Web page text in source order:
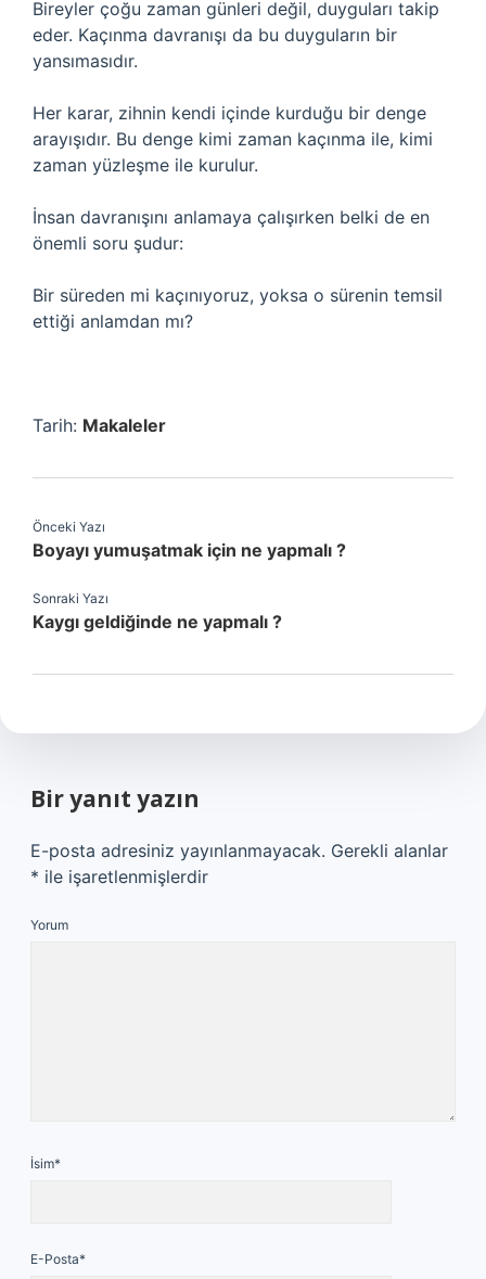
Bireyler çoğu zaman günleri değil, duyguları takip
eder. Kaçınma davranışı da bu duyguların bir
yansımasıdır.
Her karar, zihnin kendi içinde kurduğu bir denge
arayışıdır. Bu denge kimi zaman kaçınma ile, kimi
zaman yüzleşme ile kurulur.
İnsan davranışını anlamaya çalışırken belki de en
önemli soru şudur:
Bir süreden mi kaçınıyoruz, yoksa o sürenin temsil
ettiği anlamdan mı?
Tarih: Makaleler
Önceki Yazı
Boyayı yumuşatmak için ne yapmalı ?
Sonraki Yazı
Kaygı geldiğinde ne yapmalı ?
Bir yanıt yazın
E-posta adresiniz yayınlanmayacak. Gerekli alanlar
* ile işaretlenmişlerdir
Yorum
İsim*
E-Posta*